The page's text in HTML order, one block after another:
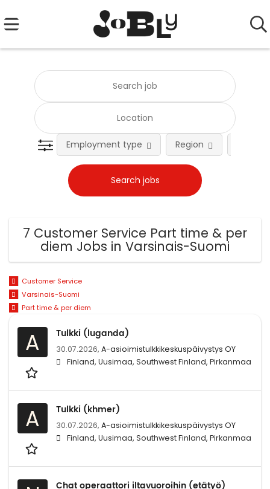
Employment type Region
7 Customer Service Part time & per
diem Jobs in Varsinais-Suomi
Customer Service
Varsinais-Suomi
Part time & per diem
A Tulkki (luganda)
30.07.2026, A-asioimistulkkikeskuspäivystys OY
Finland, Uusimaa, Southwest Finland, Pirkanmaa
A Tulkki (khmer)
30.07.2026, A-asioimistulkkikeskuspäivystys OY
Finland, Uusimaa, Southwest Finland, Pirkanmaa
Chat operaattori iltavuoroihin (etätyö)